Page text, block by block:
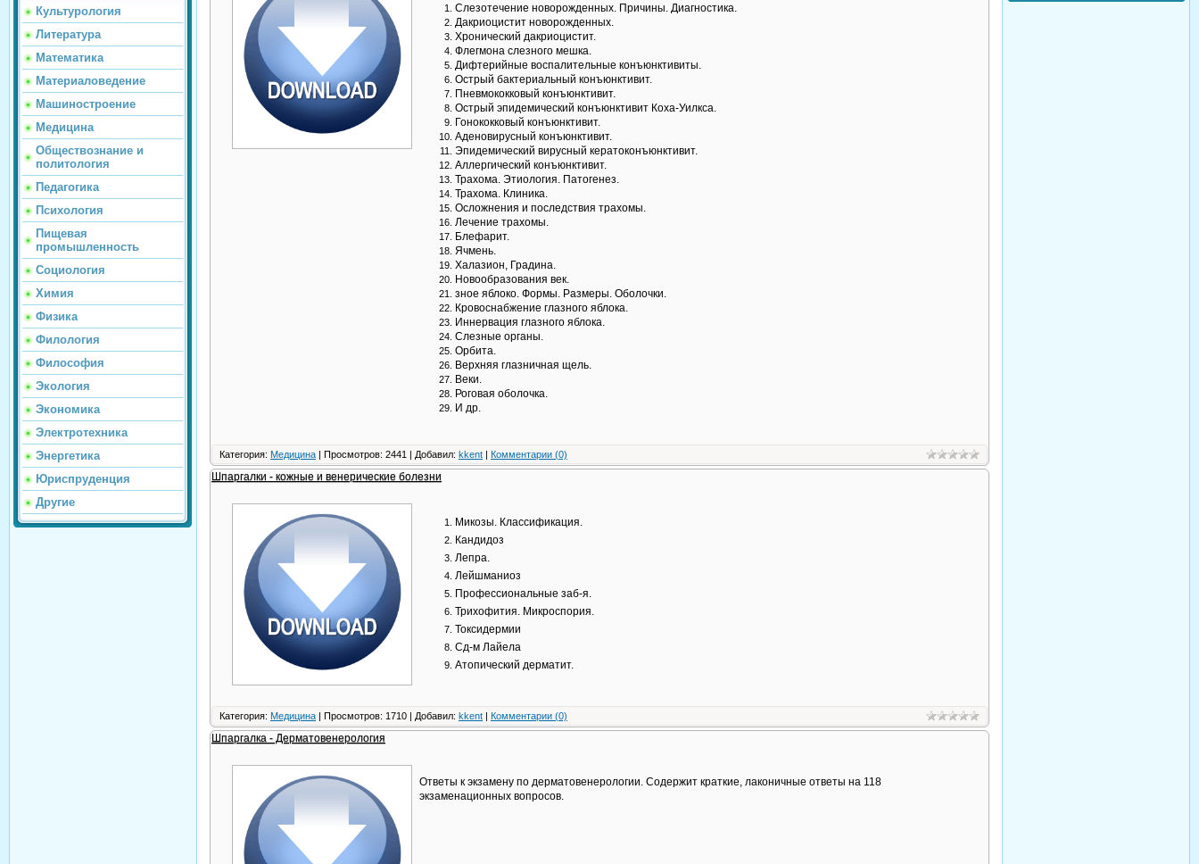
Культурология
Литература
Математика
Материаловедение
Машиностроение
Медицина
Обществознание и
политология
Педагогика
Психология
Пищевая
промышленность
Социология
Химия
Физика
Филология
Философия
Экология
Экономика
Электротехника
Энергетика
Юриспруденция
Другие
Слезотечение новорожденных. Причины. Диагностика.
Дакриоцистит новорожденных.
Хронический дакриоцистит.
Флегмона слезного мешка.
Дифтерийные воспалительные конъюнктивиты.
Острый бактериальный конъюнктивит.
Пневмококковый конъюнктивит.
Острый эпидемический конъюнктивит Коха-Уилкса.
Гонококковый конъюнктивит.
Аденовирусный конъюнктивит.
Эпидемический вирусный кератоконъюнктивит.
Аллергический конъюнктивит.
Трахома. Этиология. Патогенез.
Трахома. Клиника.
Осложнения и последствия трахомы.
Лечение трахомы.
Блефарит.
Ячмень.
Халазион, Градина.
Новообразования век.
зное яблоко. Формы. Размеры. Оболочки.
Кровоснабжение глазного яблока.
Иннервация глазного яблока.
Слезные органы.
Орбита.
Верхняя глазничная щель.
Веки.
Роговая оболочка.
И др.
Категория: Медицина | Просмотров: 2441 | Добавил: kkent Комментарии (0)
Шпаргалки - кожные и венерические болезни
Микозы. Классификация.
Кандидоз
Лепра.
Лейшманиоз
Профессиональные заб-я.
Трихофития. Микроспория.
Токсидермии
Сд-м Лайела
Атопический дерматит.
Категория: Медицина | Просмотров: 1710 | Добавил: kkent Комментарии (0)
Шпаргалка - Дерматовенерология
Ответы к экзамену по дерматовенерологии. Содержит краткие, лаконичные ответы на 118
экзаменационных вопросов.